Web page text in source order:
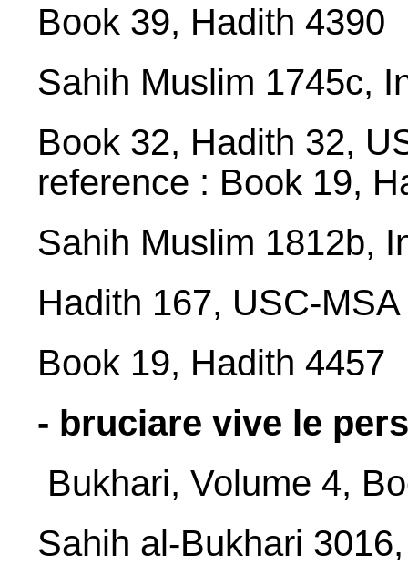
Book 39, Hadith 4390
Sahih Muslim 1745c,
Book 32, Hadith 32,
reference : Book 19,
Sahih Muslim 1812b,
Hadith 167, USC-
Book 19, Hadith 4457
- bruciare vive le
Bukhari, Volume 4,
Sahih al-Bukhari